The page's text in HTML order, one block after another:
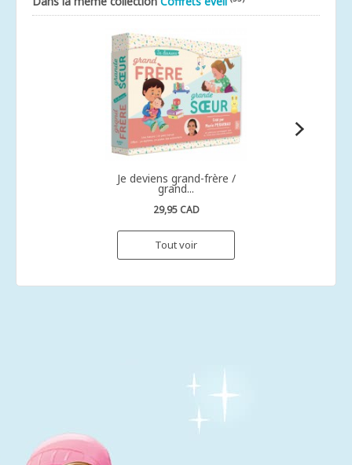
Je deviens grand-frère /
grand...
29,95 CAD
Tout voir